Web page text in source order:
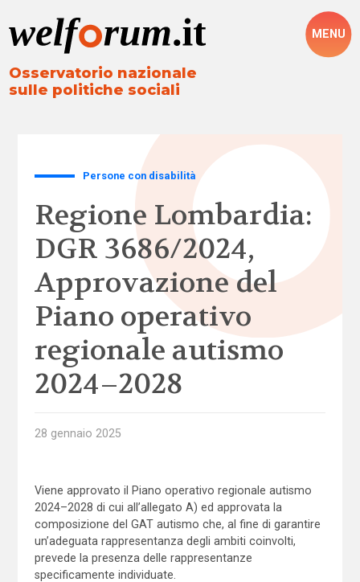
Osservatorio nazionale
sulle politiche sociali
MENU
Persone con disabilità
Regione Lombardia:
DGR 3686/2024,
Approvazione del
Piano operativo
regionale autismo
2024–2028
28 gennaio 2025
Viene approvato il Piano operativo regionale autismo
2024–2028 di cui all’allegato A) ed approvata la
composizione del GAT autismo che, al fine di garantire
un’adeguata rappresentanza degli ambiti coinvolti,
prevede la presenza delle rappresentanze
specificamente individuate.